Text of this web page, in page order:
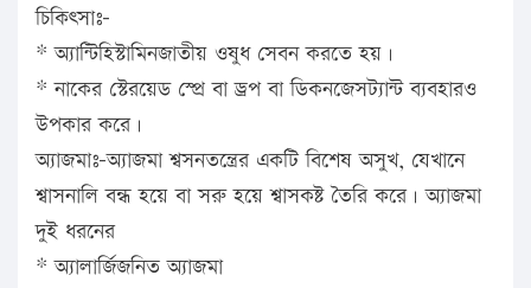
চিকিৎসাঃ-
* অ্যান্টিহিস্টামিনজাতীয় ওষুধ সেবন করতে হয়।
* নাকের স্টেরয়েড স্প্রে বা ড্রপ বা ডিকনজেসট্যান্ট ব্যবহারও
উপকার করে।
অ্যাজমাঃ-অ্যাজমা শ্বসনতন্ত্রের একটি বিশেষ অসুখ, যেখানে
শ্বাসনালি বন্ধ হয়ে বা সরু হয়ে শ্বাসকষ্ট তৈরি করে। অ্যাজমা
দুই ধরনের
* অ্যালার্জিজনিত অ্যাজমা